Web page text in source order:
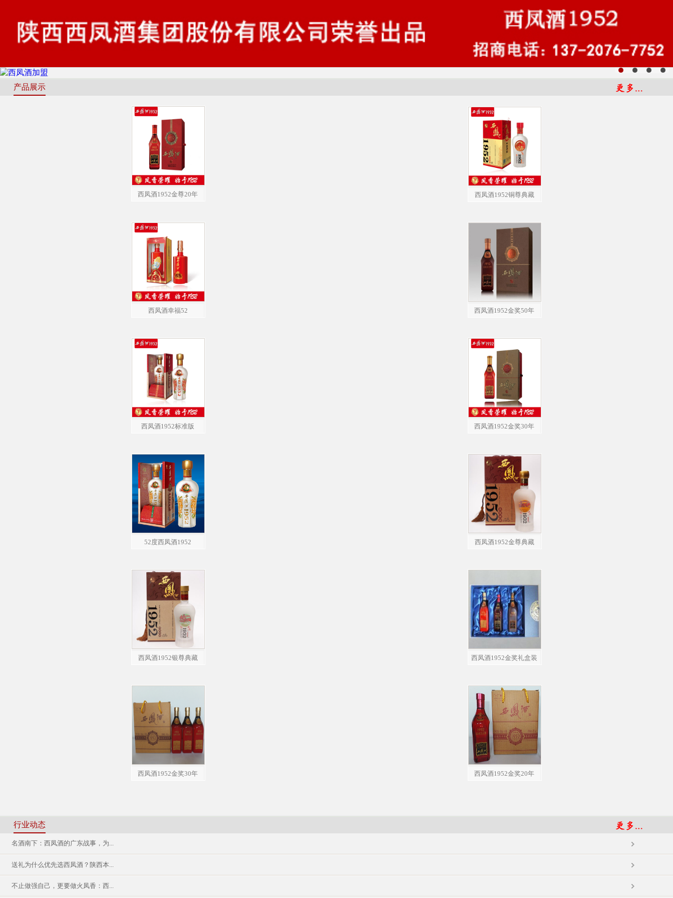
产品展示
西凤酒1952金尊20年 西凤酒1952铜尊典藏
西凤酒幸福52 西凤酒1952金奖50年
西凤酒1952标准版 西凤酒1952金奖30年
52度西凤酒1952 西凤酒1952金尊典藏
西凤酒1952银尊典藏
西凤酒1952金奖礼盒装
西凤酒1952金奖30年
西凤酒1952金奖20年
行业动态
名酒南下：西凤酒的广东战事，为...
送礼为什么优先选西凤酒？陕西本...
不止做强自己，更要做火凤香：西...